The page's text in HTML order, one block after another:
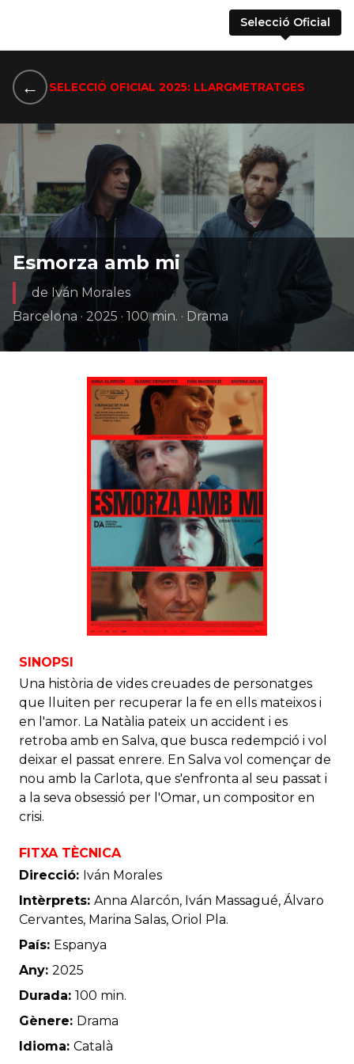
Selecció Oficial
← SELECCIÓ OFICIAL 2025: LLARGMETRATGES
Esmorza amb mi
de Iván Morales
Barcelona · 2025 · 100 min. · Drama
SINOPSI
Una història de vides creuades de personatges
que lluiten per recuperar la fe en ells mateixos i
en l'amor. La Natàlia pateix un accident i es
retroba amb en Salva, que busca redempció i vol
deixar el passat enrere. En Salva vol començar de
nou amb la Carlota, que s'enfronta al seu passat i
a la seva obsessió per l'Omar, un compositor en
crisi.
FITXA TÈCNICA
Direcció: Iván Morales
Intèrprets: Anna Alarcón, Iván Massagué, Álvaro
Cervantes, Marina Salas, Oriol Pla.
País: Espanya
Any: 2025
Durada: 100 min.
Gènere: Drama
Idioma: Català